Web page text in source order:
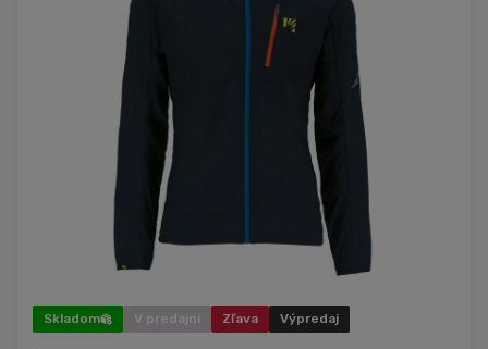
Skladom V predajni Zľava Výpredaj